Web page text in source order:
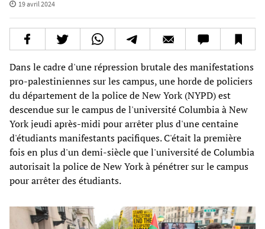
19 avril 2024
Dans le cadre d'une répression brutale des manifestations
pro-palestiniennes sur les campus, une horde de policiers
du département de la police de New York (NYPD) est
descendue sur le campus de l'université Columbia à New
York jeudi après-midi pour arrêter plus d'une centaine
d'étudiants manifestants pacifiques. C'était la première
fois en plus d'un demi-siècle que l'université de Columbia
autorisait la police de New York à pénétrer sur le campus
pour arrêter des étudiants.